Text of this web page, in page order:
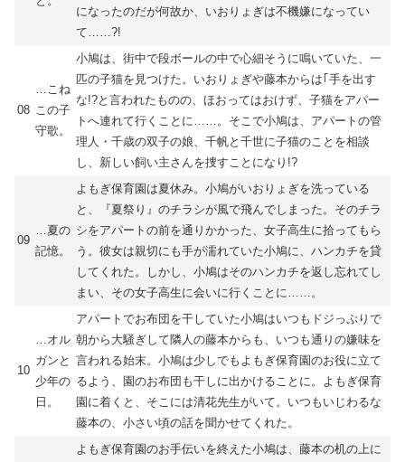
になったのだが何故か、いおりょぎは不機嫌になってい
て……?!
08
…こね
この子
守歌。
小鳩は、街中で段ボールの中で心細そうに鳴いていた、一
匹の子猫を見つけた。いおりょぎや藤本からは｢手を出す
な!?と言われたものの、ほおってはおけず、子猫をアパー
トへ連れて行くことに……。そこで小鳩は、アパートの管
理人・千歳の双子の娘、千帆と千世に子猫のことを相談
し、新しい飼い主さんを捜すことになり!?
09
…夏の
記憶。
よもぎ保育園は夏休み。小鳩がいおりょぎを洗っている
と、『夏祭り』のチラシが風で飛んでしまった。そのチラ
シをアパートの前を通りかかった、女子高生に拾ってもら
う。彼女は親切にも手が濡れていた小鳩に、ハンカチを貸
してくれた。しかし、小鳩はそのハンカチを返し忘れてし
まい、その女子高生に会いに行くことに……。
10
…オル
ガンと
少年の
日。
アパートでお布団を干していた小鳩はいつもドジっぷりで
朝から大騒ぎして隣人の藤本からも、いつも通りの嫌味を
言われる始末。小鳩は少しでもよもぎ保育園のお役に立て
るよう、園のお布団も干しに出かけることに。よもぎ保育
園に着くと、そこには清花先生がいて。いつもいじわるな
藤本の、小さい頃の話を聞かせてくれた。
よもぎ保育園のお手伝いを終えた小鳩は、藤本の机の上に